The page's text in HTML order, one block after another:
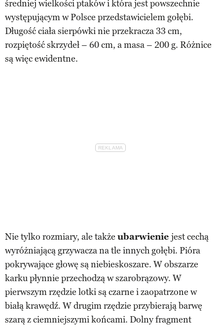
średniej wielkości ptaków i która jest powszechnie
występującym w Polsce przedstawicielem gołębi.
Długość ciała sierpówki nie przekracza 33 cm,
rozpiętość skrzydeł – 60 cm, a masa – 200 g. Różnice
są więc ewidentne.
Nie tylko rozmiary, ale także ubarwienie jest cechą
wyróżniającą grzywacza na tle innych gołębi. Pióra
pokrywające głowę są niebieskoszare. W obszarze
karku płynnie przechodzą w szarobrązowy. W
pierwszym rzędzie lotki są czarne i zaopatrzone w
białą krawędź. W drugim rzędzie przybierają barwę
szarą z ciemniejszymi końcami. Dolny fragment